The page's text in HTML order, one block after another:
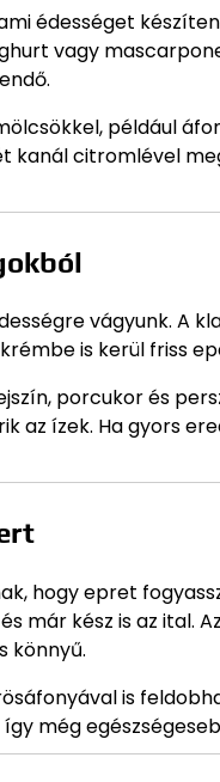
édességet
vagy
például
kanál citromlével
vágyunk. A
is kerül friss
porcukor és
az ízek. Ha gyors
hogy epret
már kész is az ital.
könnyű.
is
még